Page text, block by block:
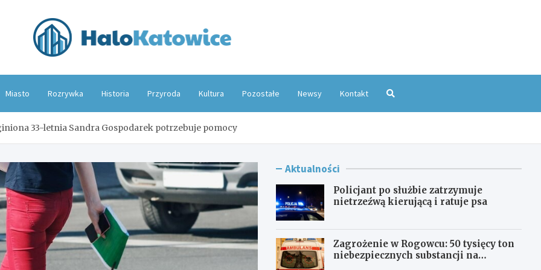
Miasto Rozrywka Historia Przyroda Kultura Pozostałe Newsy Kontakt
33-letnia Sandra Gospodarek potrzebuje pomocy
Aktualności
Policjant po służbie zatrzymuje
nietrzeźwą kierującą i ratuje psa
Zagrożenie w Rogowcu: 50 tysięcy ton
niebezpiecznych substancji na